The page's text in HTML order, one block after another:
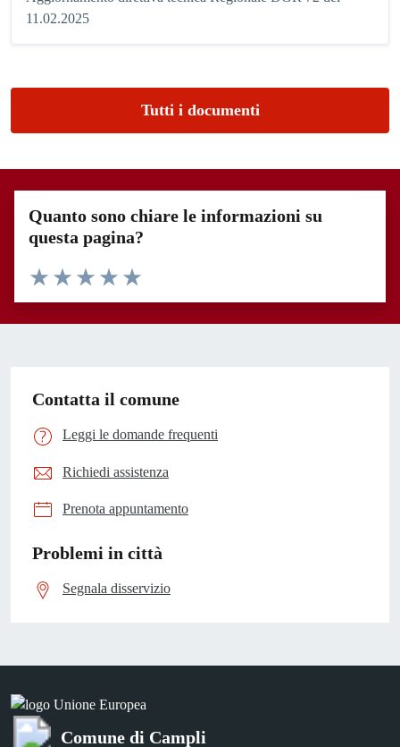
11.02.2025
Tutti i documenti
Quanto sono chiare le informazioni su
questa pagina?
Contatta il comune
Leggi le domande frequenti
Richiedi assistenza
Prenota appuntamento
Problemi in città
Segnala disservizio
Comune di Campli